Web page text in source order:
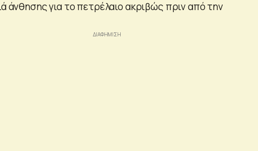
άνθησης για το πετρέλαιο ακριβώς πριν από την